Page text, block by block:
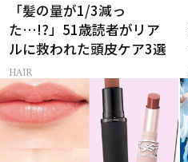
「髪の量が1/3減っ
た…!?」51歳読者がリア
ルに救われた頭皮ケア3選
HAIR